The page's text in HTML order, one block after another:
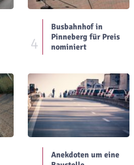
4
Busbahnhof in
Pinneberg für Preis
nominiert
Anekdoten um eine